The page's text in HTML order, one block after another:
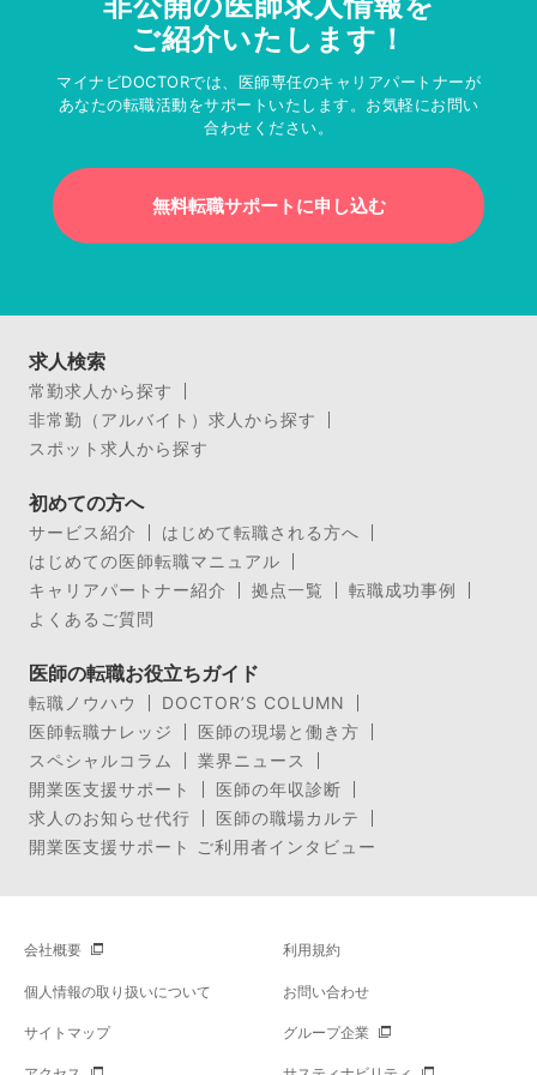
ご紹介いたします！
マイナビDOCTORでは、医師専任のキャリアパートナーが
あなたの転職活動をサポートいたします。お気軽にお問い
合わせください。
無料転職サポートに申し込む
求人検索
常勤求人から探す
非常勤（アルバイト）求人から探す
スポット求人から探す
初めての方へ
サービス紹介
はじめて転職される方へ
はじめての医師転職マニュアル
キャリアパートナー紹介
拠点一覧
転職成功事例
よくあるご質問
医師の転職お役立ちガイド
転職ノウハウ
DOCTOR’S COLUMN
医師転職ナレッジ
医師の現場と働き方
スペシャルコラム
業界ニュース
開業医支援サポート
医師の年収診断
求人のお知らせ代行
医師の職場カルテ
開業医支援サポート ご利用者インタビュー
会社概要 利用規約
個人情報の取り扱いについて お問い合わせ
サイトマップ グループ企業